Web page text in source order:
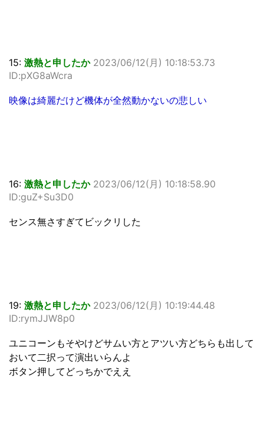
15: 激熱と申したか 2023/06/12(月) 10:18:53.73
ID:pXG8aWcra
映像は綺麗だけど機体が全然動かないの悲しい
16: 激熱と申したか 2023/06/12(月) 10:18:58.90
ID:guZ+Su3D0
センス無さすぎてビックリした
19: 激熱と申したか 2023/06/12(月) 10:19:44.48
ID:rymJJW8p0
ユニコーンもそやけどサムい方とアツい方どちらも出して
おいて二択って演出いらんよ
ボタン押してどっちかでええ